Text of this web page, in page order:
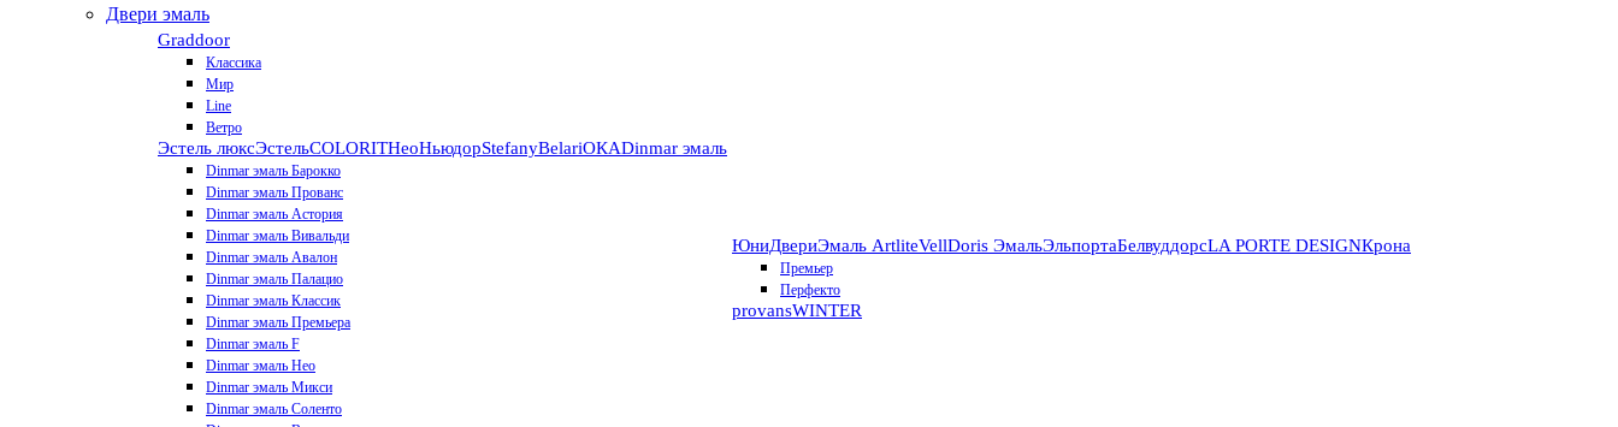
Двери эмаль
Graddoor
Классика
Мир
Line
Ветро
Эстель люксЭстельCOLORITНеоНьюдорStefanyBelariОКАDinmar эмаль
Dinmar эмаль Барокко
Dinmar эмаль Прованс
Dinmar эмаль Астория
Dinmar эмаль Вивальди
Dinmar эмаль Авалон
Dinmar эмаль Палацио
Dinmar эмаль Классик
Dinmar эмаль Премьера
Dinmar эмаль F
Dinmar эмаль Нео
Dinmar эмаль Микси
Dinmar эмаль Соленто
ЮниДвериЭмаль ArtliteVellDoris ЭмальЭльпортаБелвуддорсLA PORTE DESIGNКрона
Премьер
Перфекто
provansWINTER